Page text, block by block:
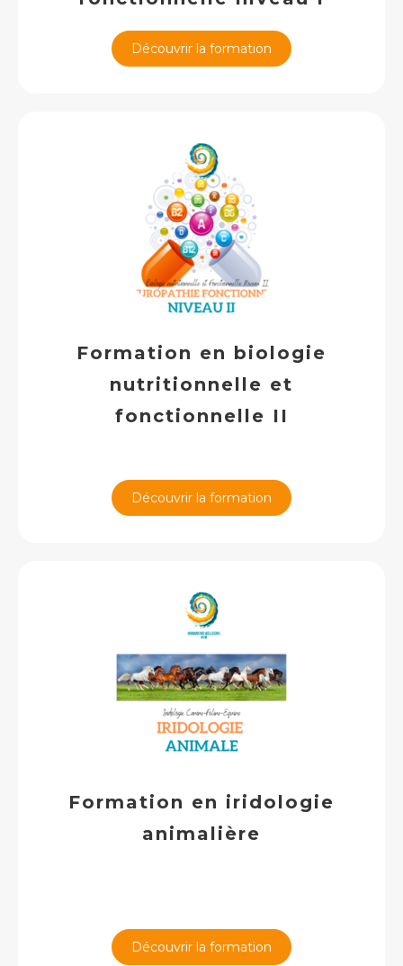
Découvrir la formation
Formation en biologie
nutritionnelle et
fonctionnelle II
Découvrir la formation
Formation en iridologie
animalière
Découvrir la formation